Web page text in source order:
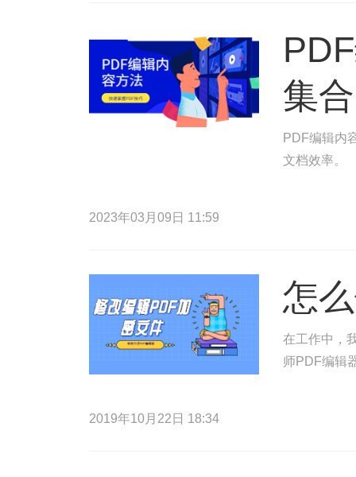
集合
PDF编辑内
文档效率。
2023年03月09日 11:59
怎
在工作中，
师PDF编辑
2019年10月22日 18:34